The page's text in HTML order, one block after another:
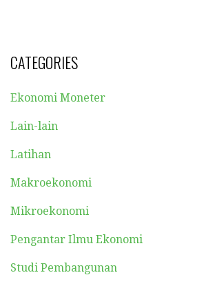
CATEGORIES
Ekonomi Moneter
Lain-lain
Latihan
Makroekonomi
Mikroekonomi
Pengantar Ilmu Ekonomi
Studi Pembangunan